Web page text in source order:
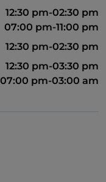
12:30 pm-02:30 pm
07:00 pm-11:00 pm
12:30 pm-02:30 pm
12:30 pm-03:30 pm
07:00 pm-03:00 am